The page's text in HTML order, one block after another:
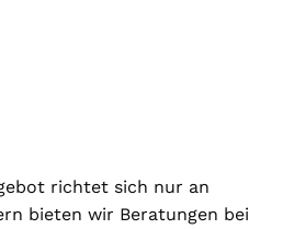
richtet sich nur an
bieten wir Beratungen bei